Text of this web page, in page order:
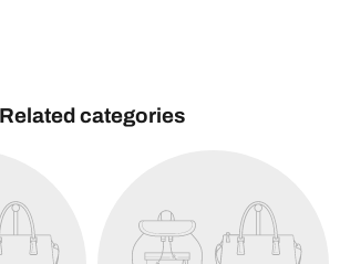
Related categories